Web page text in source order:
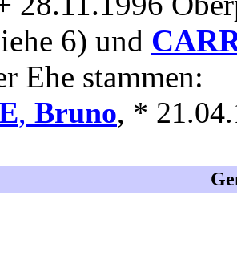
6) und
Ehe stammen:
, Bruno, *